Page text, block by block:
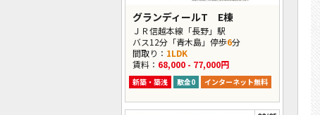
グランディールT E棟
ＪＲ信越本線「長野」駅
バス12分「青木島」停歩6分
間取り： 1LDK
賃料： 68,000 - 77,000円
新築・築浅 敷金0 インターネット無料